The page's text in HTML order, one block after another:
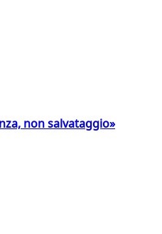
non salvataggio»